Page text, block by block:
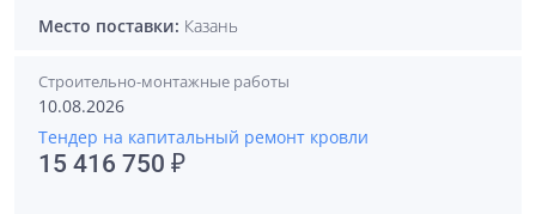
Место поставки: Казань
Строительно-монтажные работы
10.08.2026
Тендер на капитальный ремонт кровли
15 416 750 ₽